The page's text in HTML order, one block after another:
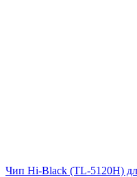
Чип Hi-Black (TL-5120H)